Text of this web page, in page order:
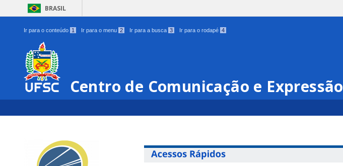
BRASIL
Ir para o conteúdo 1 Ir para o menu 2 Ir para a busca 3 Ir para o rodapé 4
Centro de Comunicação e Expressão